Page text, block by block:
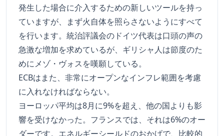
発生した場合に介入するための新しいツールを持っ
ていますが、まず火自体を照らさないようにすべて
を行います。統治評議会のドイツ代表は口頭の声の
急激な増加を求めているが、ギリシャ人は節度のた
めにメゾ・ヴォスを嘆願している。
ECBはまた、非常にオープンなインフレ範囲を考慮
に入れなければならない。
ヨーロッパ平均は8月に9%を超え、他の国よりも影
響を受けなかった。フランスでは、それは6%のオー
ダーです。エネルギーシールドのおかげで、比較的